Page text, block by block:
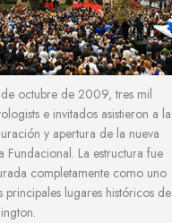
de octubre de 2009, tres mil
e invitados asistieron a la
y apertura de la nueva
Fundacional. La estructura fue
completamente como uno
principales lugares históricos de